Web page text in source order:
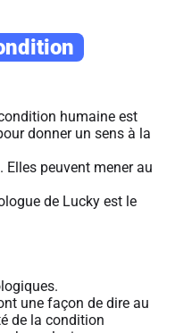
humaine est
donner un sens à la
peuvent mener au
de Lucky est le
une façon de dire au
de la condition